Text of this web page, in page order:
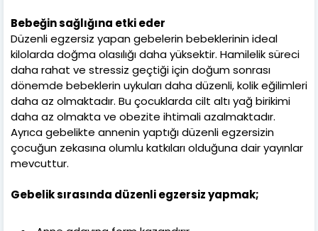
Bebeğin sağlığına etki eder
Düzenli egzersiz yapan gebelerin bebeklerinin ideal
kilolarda doğma olasılığı daha yüksektir. Hamilelik süreci
daha rahat ve stressiz geçtiği için doğum sonrası
dönemde bebeklerin uykuları daha düzenli, kolik eğilimleri
daha az olmaktadır. Bu çocuklarda cilt altı yağ birikimi
daha az olmakta ve obezite ihtimali azalmaktadır.
Ayrıca gebelikte annenin yaptığı düzenli egzersizin
çocuğun zekasına olumlu katkıları olduğuna dair yayınlar
mevcuttur.
Gebelik sırasında düzenli egzersiz yapmak;